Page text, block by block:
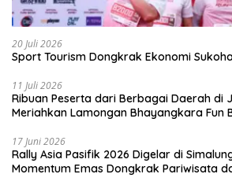
20 Juli 2026
Sport Tourism Dongkrak Ekonomi
11 Juli 2026
Ribuan Peserta dari Berbagai Daerah di
Meriahkan Lamongan Bhayangkara Fun
17 Juni 2026
Rally Asia Pasifik 2026 Digelar di
Momentum Emas Dongkrak Pariwisata